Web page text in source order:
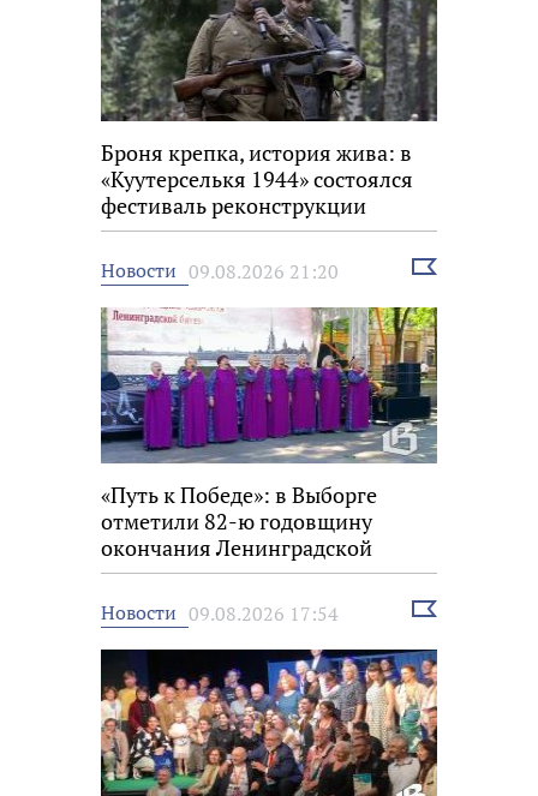
Броня крепка, история жива: в
«Куутерселькя 1944» состоялся
фестиваль реконструкции
Новости 09.08.2026 21:20
Выбрать
«Путь к Победе»: в Выборге
отметили 82-ю годовщину
окончания Ленинградской
битвы
Новости 09.08.2026 17:54
Выбрать